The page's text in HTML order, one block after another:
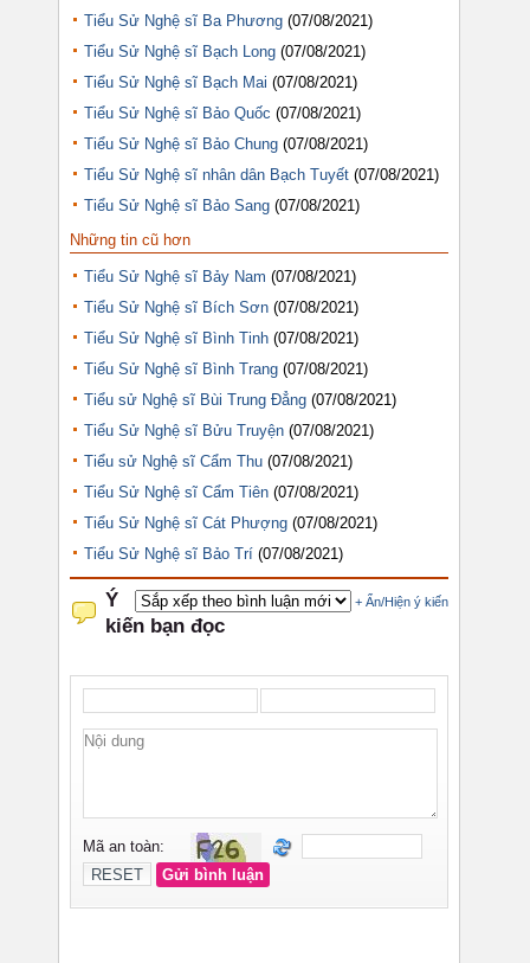
Tiểu Sử Nghệ sĩ Ba Phương (07/08/2021)
Tiểu Sử Nghệ sĩ Bạch Long (07/08/2021)
Tiểu Sử Nghệ sĩ Bạch Mai (07/08/2021)
Tiểu Sử Nghệ sĩ Bảo Quốc (07/08/2021)
Tiểu Sử Nghệ sĩ Bảo Chung (07/08/2021)
Tiểu Sử Nghệ sĩ nhân dân Bạch Tuyết (07/08/2021)
Tiểu Sử Nghệ sĩ Bảo Sang (07/08/2021)
Những tin cũ hơn
Tiểu Sử Nghệ sĩ Bảy Nam (07/08/2021)
Tiểu Sử Nghệ sĩ Bích Sơn (07/08/2021)
Tiểu Sử Nghệ sĩ Bình Tinh (07/08/2021)
Tiểu Sử Nghệ sĩ Bình Trang (07/08/2021)
Tiểu sử Nghệ sĩ Bùi Trung Đẳng (07/08/2021)
Tiểu Sử Nghệ sĩ Bửu Truyện (07/08/2021)
Tiểu sử Nghệ sĩ Cẩm Thu (07/08/2021)
Tiểu Sử Nghệ sĩ Cẩm Tiên (07/08/2021)
Tiểu Sử Nghệ sĩ Cát Phượng (07/08/2021)
Tiểu Sử Nghệ sĩ Bảo Trí (07/08/2021)